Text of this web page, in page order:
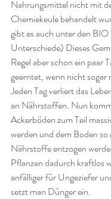
Nahrungsmittel nicht mit
Chemiekeule behandelt
gibt es auch unter den
Unterschiede) Dieses
Regel aber schon ein paar
geerntet, wenn nicht sogar
Jeden Tag verliert das
an Nährstoffen. Nun
Ackerböden zum Teil
werden und dem Boden so
Nährstoffe entzogen
Pflanzen dadurch kraftlos
anfälliger für Ungeziefer
setzt man Dünger ein.